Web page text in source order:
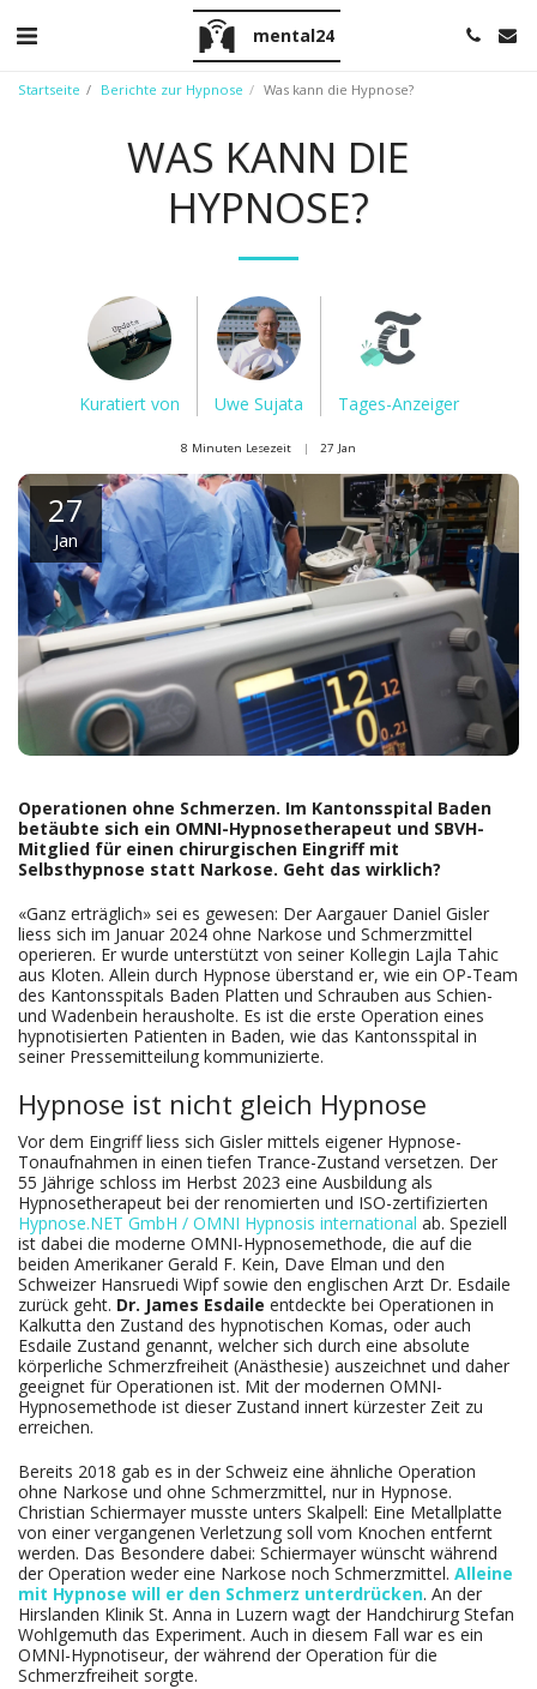
mental24
Startseite Berichte zur Hypnose Was kann die Hypnose?
WAS KANN DIE
HYPNOSE?
Kuratiert von Uwe Sujata Tages-Anzeiger
8 Minuten Lesezeit 27 Jan
27
Jan
Operationen ohne Schmerzen. Im Kantonsspital Baden
betäubte sich ein OMNI-Hypnosetherapeut und SBVH-
Mitglied für einen chirurgischen Eingriff mit
Selbsthypnose statt Narkose. Geht das wirklich?
«Ganz erträglich» sei es gewesen: Der Aargauer Daniel Gisler
liess sich im Januar 2024 ohne Narkose und Schmerzmittel
operieren. Er wurde unterstützt von seiner Kollegin Lajla Tahic
aus Kloten. Allein durch Hypnose überstand er, wie ein OP-Team
des Kantonsspitals Baden Platten und Schrauben aus Schien-
und Wadenbein herausholte. Es ist die erste Operation eines
hypnotisierten Patienten in Baden, wie das Kantonsspital in
seiner Pressemitteilung kommunizierte.
Hypnose ist nicht gleich Hypnose
Vor dem Eingriff liess sich Gisler mittels eigener Hypnose-
Tonaufnahmen in einen tiefen Trance-Zustand versetzen. Der
55 Jährige schloss im Herbst 2023 eine Ausbildung als
Hypnosetherapeut bei der renomierten und ISO-zertifizierten
Hypnose.NET GmbH / OMNI Hypnosis international ab. Speziell
ist dabei die moderne OMNI-Hypnosemethode, die auf die
beiden Amerikaner Gerald F. Kein, Dave Elman und den
Schweizer Hansruedi Wipf sowie den englischen Arzt Dr. Esdaile
zurück geht. Dr. James Esdaile entdeckte bei Operationen in
Kalkutta den Zustand des hypnotischen Komas, oder auch
Esdaile Zustand genannt, welcher sich durch eine absolute
körperliche Schmerzfreiheit (Anästhesie) auszeichnet und daher
geeignet für Operationen ist. Mit der modernen OMNI-
Hypnosemethode ist dieser Zustand innert kürzester Zeit zu
erreichen.
Bereits 2018 gab es in der Schweiz eine ähnliche Operation
ohne Narkose und ohne Schmerzmittel, nur in Hypnose.
Christian Schiermayer musste unters Skalpell: Eine Metallplatte
von einer vergangenen Verletzung soll vom Knochen entfernt
werden. Das Besondere dabei: Schiermayer wünscht während
der Operation weder eine Narkose noch Schmerzmittel. Alleine
mit Hypnose will er den Schmerz unterdrücken. An der
Hirslanden Klinik St. Anna in Luzern wagt der Handchirurg Stefan
Wohlgemuth das Experiment. Auch in diesem Fall war es ein
OMNI-Hypnotiseur, der während der Operation für die
Schmerzfreiheit sorgte.